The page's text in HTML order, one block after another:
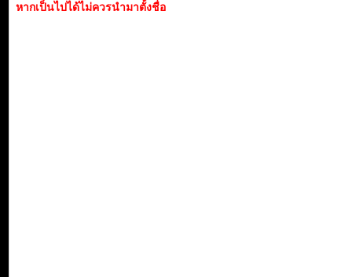
หากเป็นไปได้ไม่ควรนำมาตั้งชื่อ